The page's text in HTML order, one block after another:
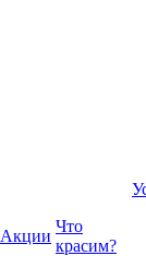
Акции
Что
красим?